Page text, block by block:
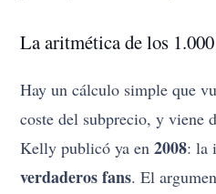
La aritmética de los
Hay un cálculo simple que
coste del subprecio, y viene
Kelly publicó ya en2008: la
verdaderos fans. El